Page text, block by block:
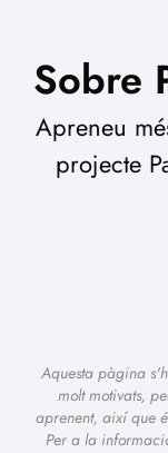
Sobre
Apreneu
projecte
Aquesta pàgina
molt motivats,
aprenent, així que
Per a la